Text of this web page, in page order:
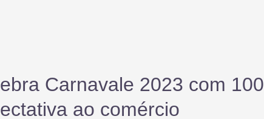
Carnavale 2023 com 100
ao comércio